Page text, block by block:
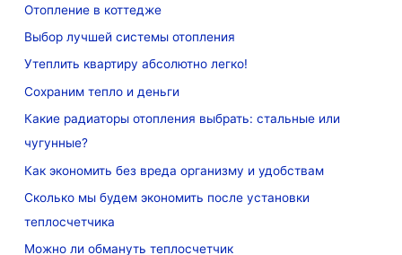
Отопление в коттедже
Выбор лучшей системы отопления
Утеплить квартиру абсолютно легко!
Сохраним тепло и деньги
Какие радиаторы отопления выбрать: стальные или
чугунные?
Как экономить без вреда организму и удобствам
Сколько мы будем экономить после установки
теплосчетчика
Можно ли обмануть теплосчетчик